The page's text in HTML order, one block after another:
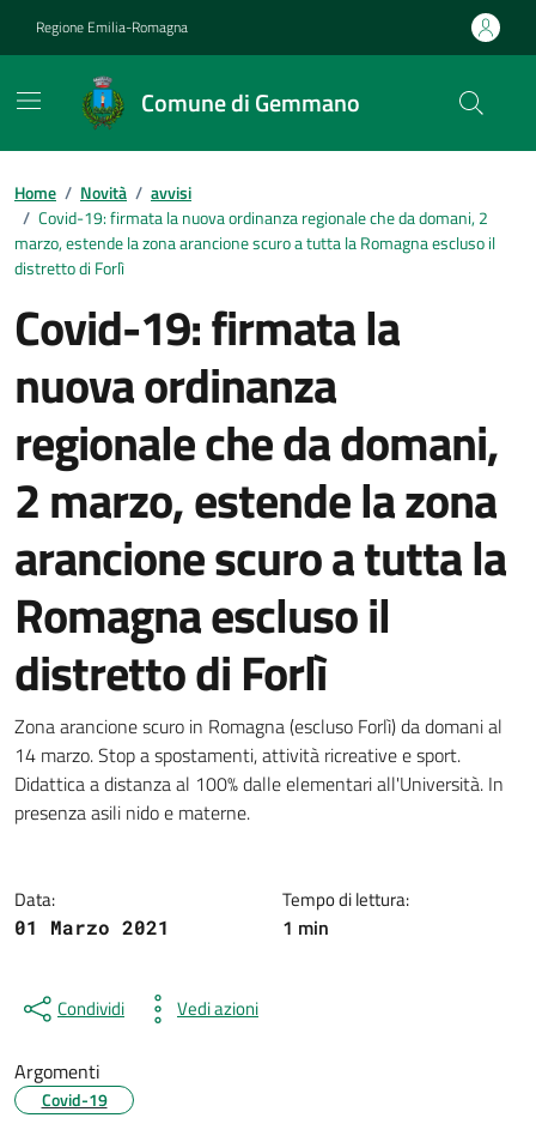
Regione Emilia-Romagna
Comune di Gemmano
Contenuti in evidenza
Home / Novità / avvisi
/ Covid-19: firmata la nuova ordinanza regionale che da domani, 2
marzo, estende la zona arancione scuro a tutta la Romagna escluso il
distretto di Forlì
Covid-19: firmata la
nuova ordinanza
regionale che da domani,
2 marzo, estende la zona
arancione scuro a tutta la
Romagna escluso il
distretto di Forlì
Dettagli della notizia
Zona arancione scuro in Romagna (escluso Forlì) da domani al
14 marzo. Stop a spostamenti, attività ricreative e sport.
Didattica a distanza al 100% dalle elementari all'Università. In
presenza asili nido e materne.
Data:
01 Marzo 2021
Tempo di lettura:
1 min
Condividi Vedi azioni
Argomenti
Covid-19